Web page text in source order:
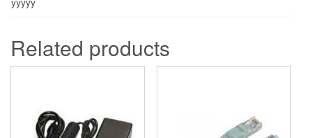
Related products